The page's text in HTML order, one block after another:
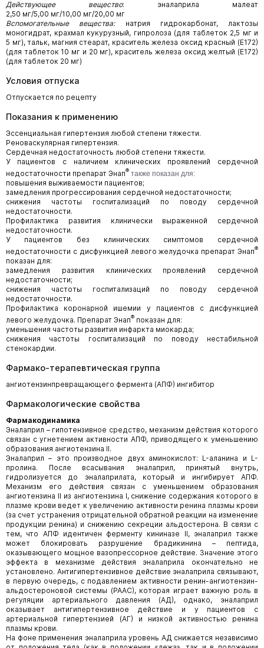
Действующее вещество: эналаприла малеат
2,50 мг/5,00 мг/10,00 мг/20,00 мг
Вспомогательные вещества: натрия гидрокарбонат, лактозы
моногидрат, крахмал кукурузный, гипролоза (для таблеток 2,5 мг и
5 мг), тальк, магния стеарат, краситель железа оксид красный (Е172)
(для таблеток 10 мг и 20 мг), краситель железа оксид желтый (Е172)
(для таблеток 20 мг)
Условия отпуска
Отпускается по рецепту
Показания к применению
Эссенциальная гипертензия любой степени тяжести.
Реноваскулярная гипертензия.
Сердечная недостаточность любой степени тяжести.
У пациентов с наличием клинических проявлений сердечной
недостаточности препарат Энап® также показан для:
повышения выживаемости пациентов;
замедления прогрессирования сердечной недостаточности;
снижения частоты госпитализаций по поводу сердечной
недостаточности.
Профилактика развития клинически выраженной сердечной
недостаточности.
У пациентов без клинических симптомов сердечной
недостаточности с дисфункцией левого желудочка препарат Энап®
показан для:
замедления развития клинических проявлений сердечной
недостаточности;
снижения частоты госпитализаций по поводу сердечной
недостаточности.
Профилактика коронарной ишемии у пациентов с дисфункцией
левого желудочка. Препарат Энап® показан для:
уменьшения частоты развития инфаркта миокарда;
снижения частоты госпитализаций по поводу нестабильной
стенокардии.
Фармако-терапевтическая группа
ангиотензинпревращающего фермента (АПФ) ингибитор
Фармакологические свойства
Фармакодинамика
Эналаприл – гипотензивное средство, механизм действия которого
связан с угнетением активности АПФ, приводящего к уменьшению
образования ангиотензина II.
Эналаприл – это производное двух аминокислот: L-аланина и L-
пролина. После всасывания эналаприл, принятый внутрь,
гидролизуется до эналаприлата, который и ингибирует АПФ.
Механизм его действия связан с уменьшением образования
ангиотензина II из ангиотензина I, снижение содержания которого в
плазме крови ведет к увеличению активности ренина плазмы крови
(за счет устранения отрицательной обратной реакции на изменение
продукции ренина) и снижению секреции альдостерона. В связи с
тем, что АПФ идентичен ферменту кининазе II, эналаприл также
может блокировать разрушение брадикинина – пептида,
оказывающего мощное вазопрессорное действие. Значение этого
эффекта в механизме действия эналаприла окончательно не
установлено. Антигипертензивное действие эналаприла связывают,
в первую очередь, с подавлением активности ренин-ангиотензин-
альдостероновой системы (РААС), которая играет важную роль в
регуляции артериального давления (АД), однако, эналаприл
оказывает антигипертензивное действие и у пациентов с
артериальной гипертензией (АГ) и низкой активностью ренина
плазмы крови.
На фоне применения эналаприла уровень АД снижается независимо